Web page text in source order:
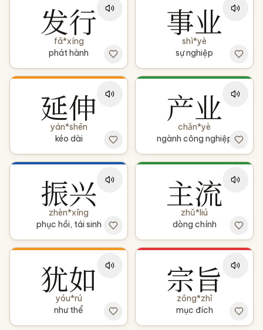
发行
fā*xíng
phát hành
事业
shì*yè
sự nghiệp
延伸
yán*shēn
kéo dài
产业
chǎn*yè
ngành công nghiệp
振兴
zhèn*xīng
phục hồi, tái sinh
主流
zhǔ*liú
dòng chính
犹如
yóu*rú
như thể
宗旨
zōng*zhǐ
mục đích